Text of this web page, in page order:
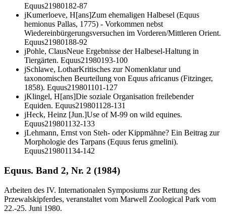
Equus21980182-87
jKumerloeve, H[ans]Zum ehemaligen Halbesel (Equus
hemionus Pallas, 1775) - Vorkommen nebst
Wiedereinbürgerungsversuchen im Vorderen/Mittleren Orient.
Equus21980188-92
jPohle, ClausNeue Ergebnisse der Halbesel-Haltung in
Tiergärten. Equus21980193-100
jSchlawe, LotharKritisches zur Nomenklatur und
taxonomischen Beurteilung von Equus africanus (Fitzinger,
1858). Equus219801101-127
jKlingel, H[ans]Die soziale Organisation freilebender
Equiden. Equus219801128-131
jHeck, Heinz [Jun.]Use of M-99 on wild equines.
Equus219801132-133
jLehmann, Ernst von Steh- oder Kippmähne? Ein Beitrag zur
Morphologie des Tarpans (Equus ferus gmelini).
Equus219801134-142
Equus. Band 2, Nr. 2 (1984)
Arbeiten des IV. Internationalen Symposiums zur Rettung des
Przewalskipferdes, veranstaltet vom Marwell Zoological Park vom
22.-25. Juni 1980.